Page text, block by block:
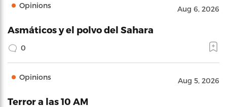
Opinions Aug 6, 2026
Asmáticos y el polvo del Sahara
0
Opinions Aug 5, 2026
Terror a las 10 AM